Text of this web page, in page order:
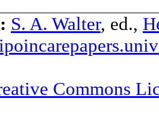
S. A. Walter, ed.,